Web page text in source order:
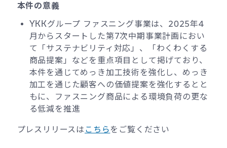
本件の意義
YKKグループ ファスニング事業は、2025年4
月からスタートした第7次中期事業計画におい
て「サステナビリティ対応」、「わくわくする
商品提案」などを重点項目として掲げており、
本件を通じてめっき加工技術を強化し、めっき
加工を通じた顧客への価値提案を強化するとと
もに、ファスニング商品による環境負荷の更な
る低減を推進
プレスリリースは こちら をご覧ください